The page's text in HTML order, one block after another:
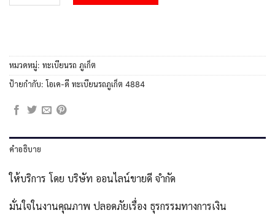
หมวดหมู่: ทะเบียนรถ ภูเก็ต
ป้ายกำกับ: โอเค-ดี ทะเบียนรถภูเก็ต 4884
คำอธิบาย
ให้บริการ โดย บริษัท ออนไลน์ขายดี จำกัด
มั่นใจในงานคุณภาพ ปลอดภัยเรื่อง ธุรกรรมทางการเงิน